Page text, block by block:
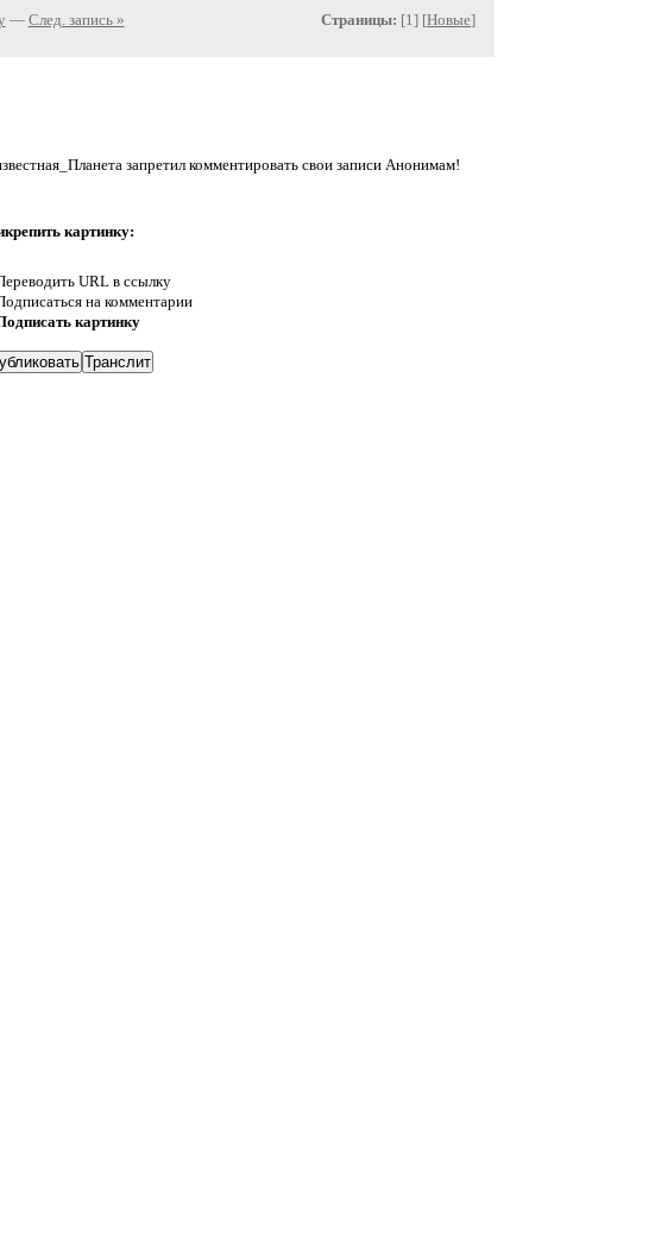
— След. запись » Страницы: [1] [Новые]
запретил комментировать свои записи Анонимам!
картинку:
URL в ссылку
на комментарии
картинку